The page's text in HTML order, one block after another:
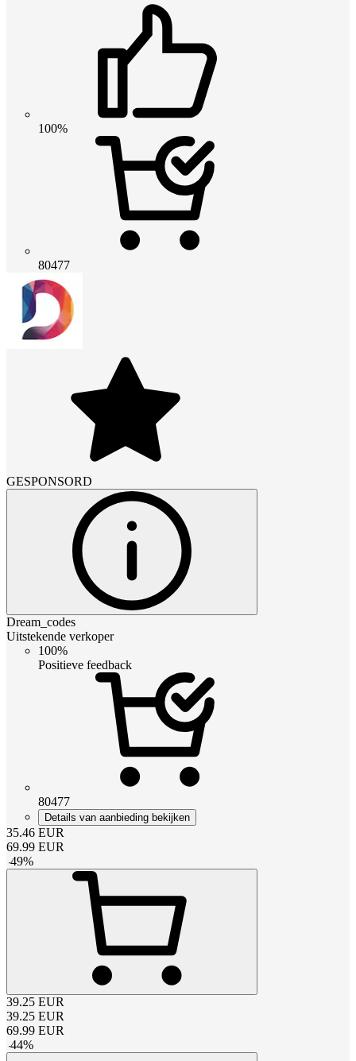
100%
80477
GESPONSORD
Dream_codes
Uitstekende verkoper
100%
Positieve feedback
80477
Details van aanbieding bekijken
35.46 EUR
69.99 EUR
-49%
39.25 EUR
39.25 EUR
69.99 EUR
-44%